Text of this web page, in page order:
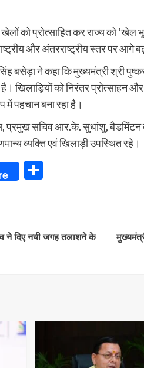
को प्रोत्साहित कर राज्य को
और अंतरराष्ट्रीय स्तर पर
बसेड़ा ने कहा कि मुख्यमंत्री श्री
खिलाड़ियों को निरंतर
पहचान बना रहा है।
सचिव आर.के. सुधांशु, बैडमिंटन
व्यक्ति एवं खिलाड़ी उपस्थित रहे।
ने दिए नयी जगह तलाशने के